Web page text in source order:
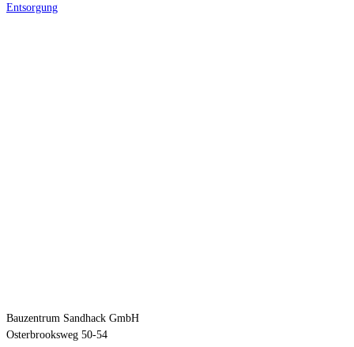
Entsorgung
Bauzentrum Sandhack GmbH
Osterbrooksweg 50-54